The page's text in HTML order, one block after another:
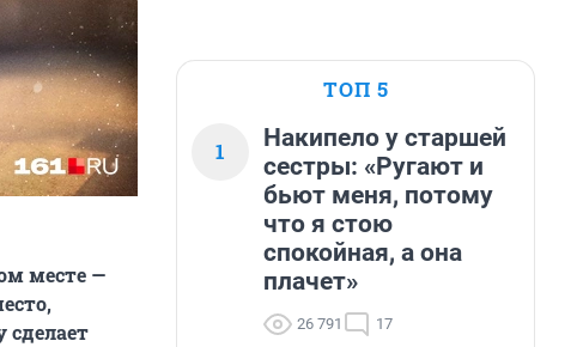
месте —
сделает
ТОП 5
1
Накипело у старшей
сестры: «Ругают и
бьют меня, потому
что я стою
спокойная, а она
плачет»
26 791 17